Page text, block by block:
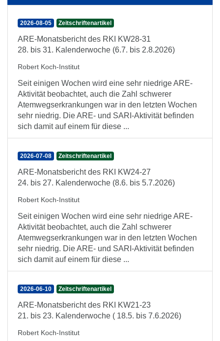
2026-08-05 Zeitschriftenartikel
ARE-Monatsbericht des RKI KW28-31
28. bis 31. Kalenderwoche (6.7. bis 2.8.2026)
Robert Koch-Institut
Seit einigen Wochen wird eine sehr niedrige ARE-
Aktivität beobachtet, auch die Zahl schwerer
Atemwegserkrankungen war in den letzten Wochen
sehr niedrig. Die ARE- und SARI-Aktivität befinden
sich damit auf einem für diese ...
2026-07-08 Zeitschriftenartikel
ARE-Monatsbericht des RKI KW24-27
24. bis 27. Kalenderwoche (8.6. bis 5.7.2026)
Robert Koch-Institut
Seit einigen Wochen wird eine sehr niedrige ARE-
Aktivität beobachtet, auch die Zahl schwerer
Atemwegserkrankungen war in den letzten Wochen
sehr niedrig. Die ARE- und SARI-Aktivität befinden
sich damit auf einem für diese ...
2026-06-10 Zeitschriftenartikel
ARE-Monatsbericht des RKI KW21-23
21. bis 23. Kalenderwoche ( 18.5. bis 7.6.2026)
Robert Koch-Institut